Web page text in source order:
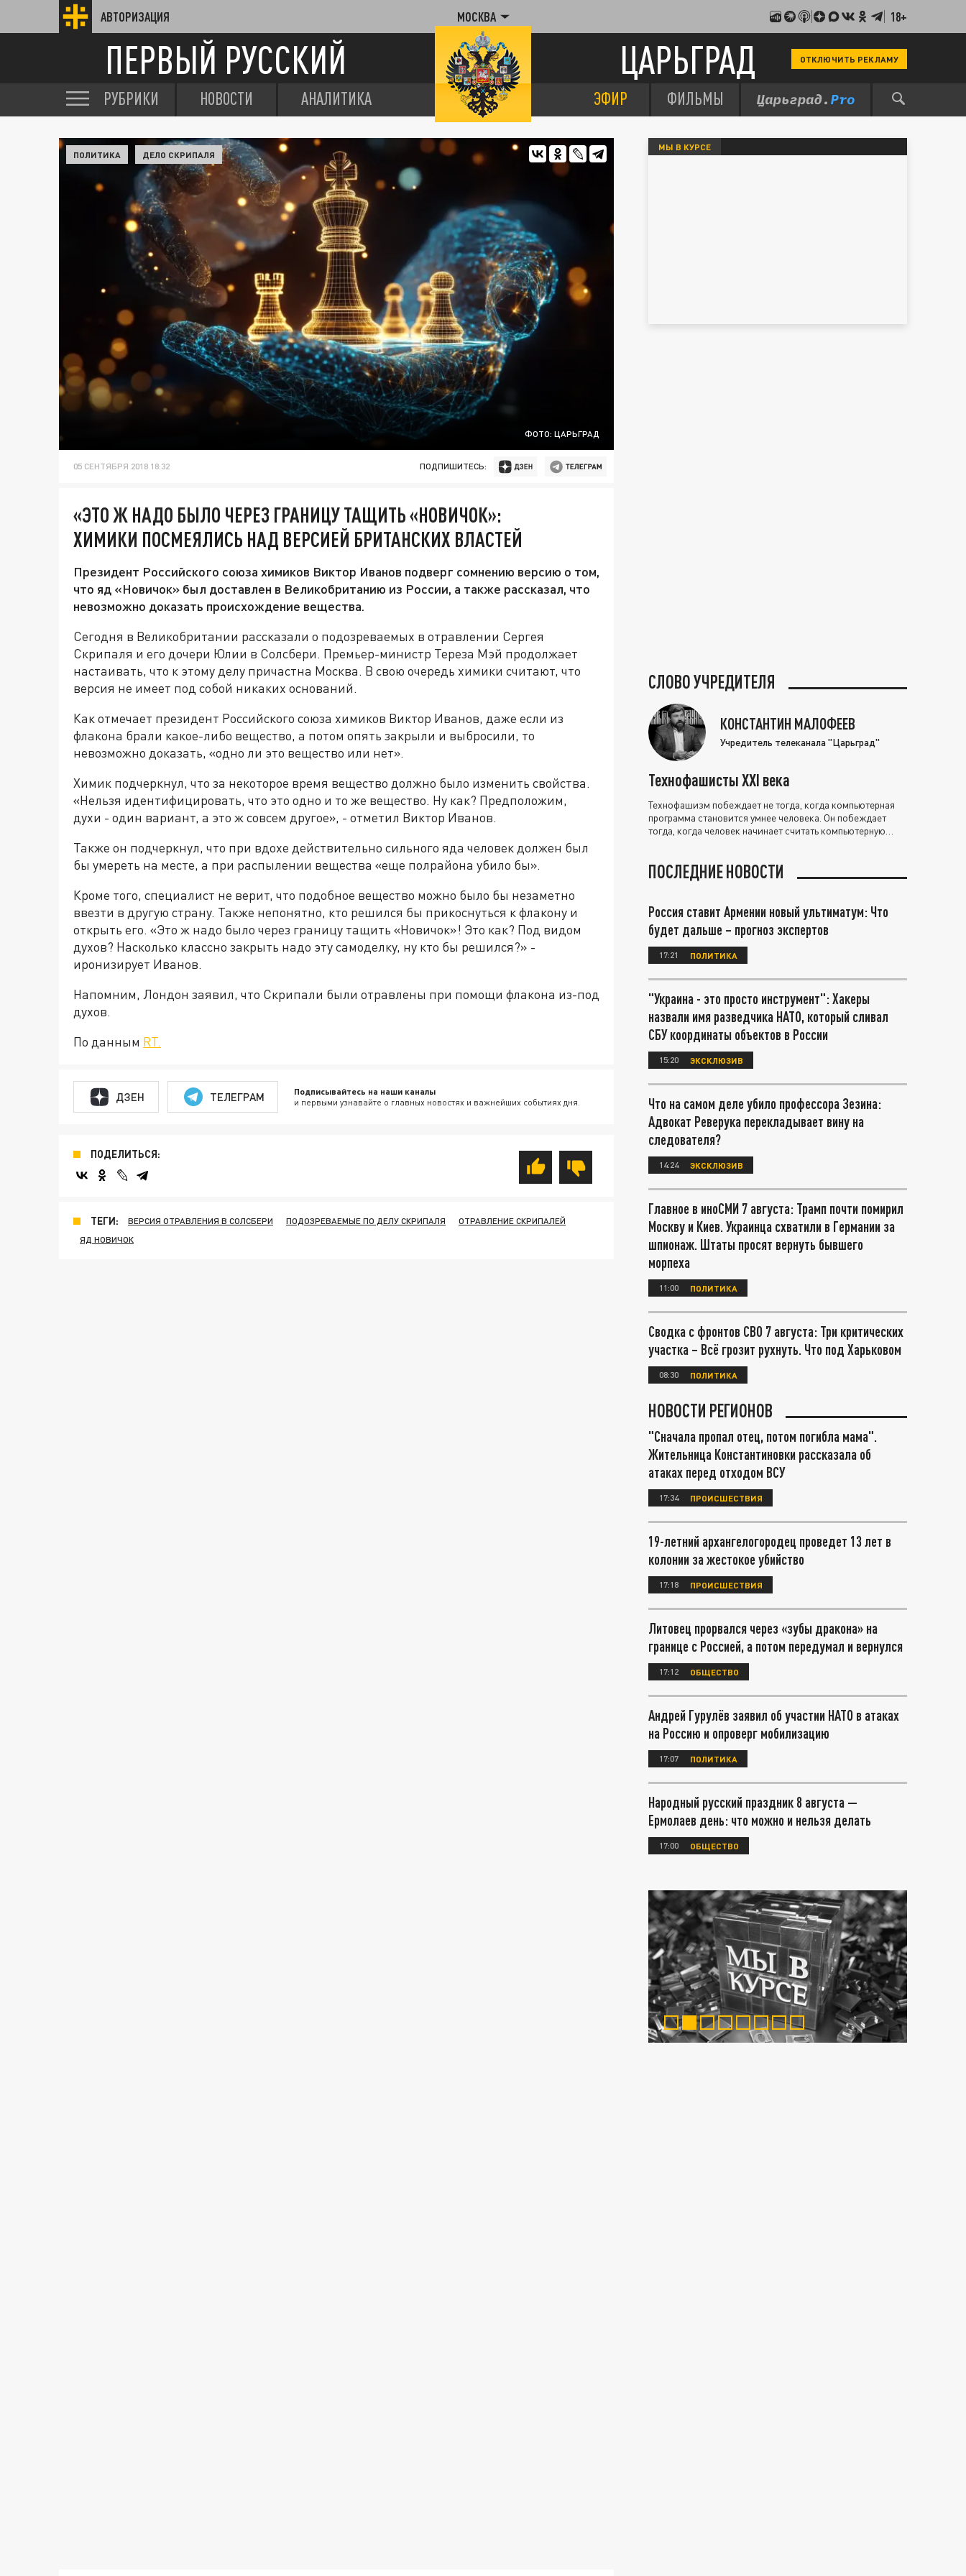
АВТОРИЗАЦИЯ МОСКВА 18+
ПЕРВЫЙ РУССКИЙ ЦАРЬГРАД ОТКЛЮЧИТЬ РЕКЛАМУ
РУБРИКИ НОВОСТИ АНАЛИТИКА ЭФИР ФИЛЬМЫ
ФОТО: ЦАРЬГРАД
ПОЛИТИКА ДЕЛО СКРИПАЛЯ
05 СЕНТЯБРЯ 2018 18:32 ПОДПИШИТЕСЬ:
«ЭТО Ж НАДО БЫЛО ЧЕРЕЗ ГРАНИЦУ ТАЩИТЬ «НОВИЧОК»:
ХИМИКИ ПОСМЕЯЛИСЬ НАД ВЕРСИЕЙ БРИТАНСКИХ ВЛАСТЕЙ
Президент Российского союза химиков Виктор Иванов подверг сомнению версию о том,
что яд «Новичок» был доставлен в Великобританию из России, а также рассказал, что
невозможно доказать происхождение вещества.
Сегодня в Великобритании рассказали о подозреваемых в отравлении Сергея
Скрипаля и его дочери Юлии в Солсбери. Премьер-министр Тереза Мэй продолжает
настаивать, что к этому делу причастна Москва. В свою очередь химики считают, что
версия не имеет под собой никаких оснований.
Как отмечает президент Российского союза химиков Виктор Иванов, даже если из
флакона брали какое-либо вещество, а потом опять закрыли и выбросили, то
невозможно доказать, «одно ли это вещество или нет».
Химик подчеркнул, что за некоторое время вещество должно было изменить свойства.
«Нельзя идентифицировать, что это одно и то же вещество. Ну как? Предположим,
духи - один вариант, а это ж совсем другое», - отметил Виктор Иванов.
Также он подчеркнул, что при вдохе действительно сильного яда человек должен был
бы умереть на месте, а при распылении вещества «еще полрайона убило бы».
Кроме того, специалист не верит, что подобное вещество можно было бы незаметно
ввезти в другую страну. Также непонятно, кто решился бы прикоснуться к флакону и
открыть его. «Это ж надо было через границу тащить «Новичок»! Это как? Под видом
духов? Насколько классно закрыть надо эту самоделку, ну кто бы решился?» -
иронизирует Иванов.
Напомним, Лондон заявил, что Скрипали были отравлены при помощи флакона из-под
духов.
По данным RT.
ДЗЕН ТЕЛЕГРАМ Подписывайтесь на наши каналы
и первыми узнавайте о главных новостях и важнейших событиях дня.
ПОДЕЛИТЬСЯ:
ТЕГИ: ВЕРСИЯ ОТРАВЛЕНИЯ В СОЛСБЕРИ ПОДОЗРЕВАЕМЫЕ ПО ДЕЛУ СКРИПАЛЯ
ОТРАВЛЕНИЕ СКРИПАЛЕЙ
ЯД НОВИЧОК
МЫ В КУРСЕ
СЛОВО УЧРЕДИТЕЛЯ
КОНСТАНТИН МАЛОФЕЕВ
Учредитель телеканала "Царьград"
Технофашисты XXI века
Технофашизм побеждает не тогда, когда компьютерная
программа становится умнее человека. Он побеждает
тогда, когда человек начинает считать компьютерную
ПОСЛЕДНИЕ НОВОСТИ
Россия ставит Армении новый ультиматум: Что
будет дальше – прогноз экспертов
17:21 ПОЛИТИКА
"Украина - это просто инструмент": Хакеры
назвали имя разведчика НАТО, который сливал
СБУ координаты объектов в России
15:20 ЭКСКЛЮЗИВ
Что на самом деле убило профессора Зезина:
Адвокат Реверука перекладывает вину на
следователя?
14:24 ЭКСКЛЮЗИВ
Главное в иноСМИ 7 августа: Трамп почти помирил
Москву и Киев. Украинца схватили в Германии за
шпионаж. Штаты просят вернуть бывшего
морпеха
11:00 ПОЛИТИКА
Сводка с фронтов СВО 7 августа: Три критических
участка – Всё грозит рухнуть. Что под Харьковом
08:30 ПОЛИТИКА
НОВОСТИ РЕГИОНОВ
"Сначала пропал отец, потом погибла мама".
Жительница Константиновки рассказала об
атаках перед отходом ВСУ
17:34 ПРОИСШЕСТВИЯ
19-летний архангелогородец проведет 13 лет в
колонии за жестокое убийство
17:18 ПРОИСШЕСТВИЯ
Литовец прорвался через «зубы дракона» на
границе с Россией, а потом передумал и вернулся
17:12 ОБЩЕСТВО
Андрей Гурулёв заявил об участии НАТО в атаках
на Россию и опроверг мобилизацию
17:07 ПОЛИТИКА
Народный русский праздник 8 августа —
Ермолаев день: что можно и нельзя делать
17:00 ОБЩЕСТВО